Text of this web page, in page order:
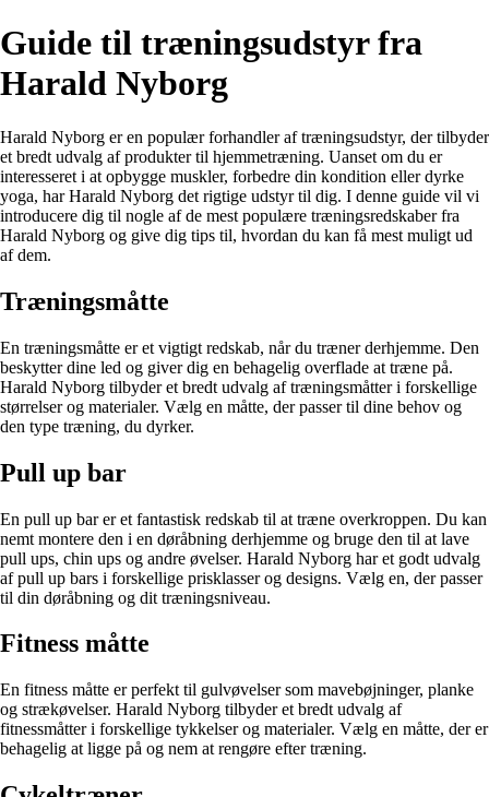
Guide til træningsudstyr fra
Harald Nyborg
Harald Nyborg er en populær forhandler af træningsudstyr, der tilbyder
et bredt udvalg af produkter til hjemmetræning. Uanset om du er
interesseret i at opbygge muskler, forbedre din kondition eller dyrke
yoga, har Harald Nyborg det rigtige udstyr til dig. I denne guide vil vi
introducere dig til nogle af de mest populære træningsredskaber fra
Harald Nyborg og give dig tips til, hvordan du kan få mest muligt ud
af dem.
Træningsmåtte
En træningsmåtte er et vigtigt redskab, når du træner derhjemme. Den
beskytter dine led og giver dig en behagelig overflade at træne på.
Harald Nyborg tilbyder et bredt udvalg af træningsmåtter i forskellige
størrelser og materialer. Vælg en måtte, der passer til dine behov og
den type træning, du dyrker.
Pull up bar
En pull up bar er et fantastisk redskab til at træne overkroppen. Du kan
nemt montere den i en døråbning derhjemme og bruge den til at lave
pull ups, chin ups og andre øvelser. Harald Nyborg har et godt udvalg
af pull up bars i forskellige prisklasser og designs. Vælg en, der passer
til din døråbning og dit træningsniveau.
Fitness måtte
En fitness måtte er perfekt til gulvøvelser som mavebøjninger, planke
og strækøvelser. Harald Nyborg tilbyder et bredt udvalg af
fitnessmåtter i forskellige tykkelser og materialer. Vælg en måtte, der er
behagelig at ligge på og nem at rengøre efter træning.